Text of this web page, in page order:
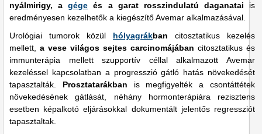
nyálmirigy, agége és a garat rosszindulatú daganatai is
eredményesen kezelhetők a kiegészítő Avemar alkalmazásával.
Urológiai tumorok közül hólyagrákban citosztatikus kezelés
mellett, a vese világos sejtes carcinomájában citosztatikus és
immunterápia mellett szupportív céllal alkalmazott Avemar
kezeléssel kapcsolatban a progresszió gátló hatás növekedését
tapasztalták. Prosztatarákban is megfigyelték a csontáttétek
növekedésének gátlását, néhány hormonterápiára rezisztens
esetben képalkotó eljárásokkal dokumentált jelentős regressziót
tapasztaltak.